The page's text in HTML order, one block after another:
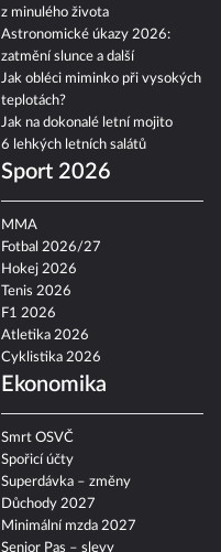
z minulého života
Astronomické úkazy 2026:
zatmění slunce a další
Jak obléci miminko při vysokých
teplotách?
Jak na dokonalé letní mojito
6 lehkých letních salátů
Sport 2026
MMA
Fotbal 2026/27
Hokej 2026
Tenis 2026
F1 2026
Atletika 2026
Cyklistika 2026
Ekonomika
Smrt OSVČ
Spořicí účty
Superdávka – změny
Důchody 2027
Minimální mzda 2027
Senior Pas – slevy